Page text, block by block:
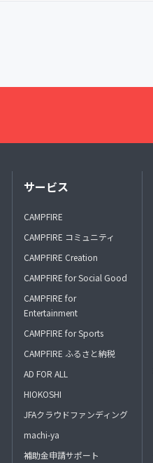
サービス
CAMPFIRE
CAMPFIRE コミュニティ
CAMPFIRE Creation
CAMPFIRE for Social Good
CAMPFIRE for
Entertainment
CAMPFIRE for Sports
CAMPFIRE ふるさと納税
AD FOR ALL
HIOKOSHI
JFAクラウドファンディング
machi-ya
補助金申請サポート